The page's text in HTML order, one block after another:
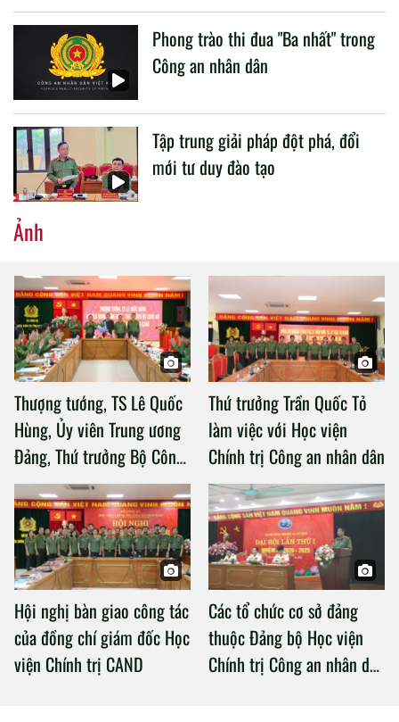
Phong trào thi đua "Ba nhất" trong
Công an nhân dân
Tập trung giải pháp đột phá, đổi
mới tư duy đào tạo
Ảnh
Thượng tướng, TS Lê Quốc
Hùng, Ủy viên Trung ương
Đảng, Thứ trưởng Bộ Công
an làm việc với Học viện
Chính trị Công an nhân dân
Thứ trưởng Trần Quốc Tỏ
làm việc với Học viện
Chính trị Công an nhân dân
Hội nghị bàn giao công tác
của đồng chí giám đốc Học
viện Chính trị CAND
Các tổ chức cơ sở đảng
thuộc Đảng bộ Học viện
Chính trị Công an nhân dân